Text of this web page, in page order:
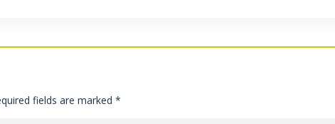
fields are marked*